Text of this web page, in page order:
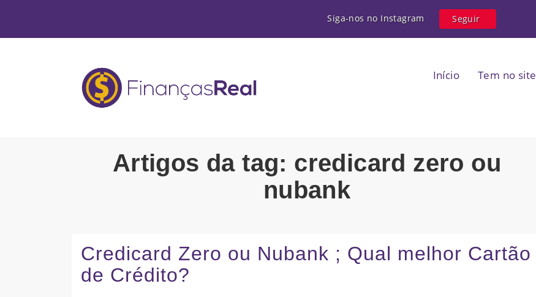
Siga-nos no Instagram Seguir
Início Tem no site
Artigos da tag: credicard zero ou
nubank
Credicard Zero ou Nubank ; Qual melhor Cartão
de Crédito?